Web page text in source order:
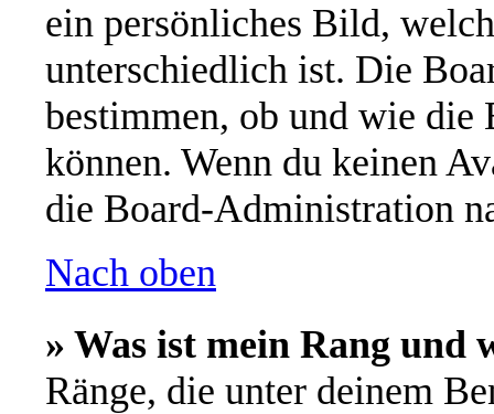
ein persönliches Bild,
unterschiedlich ist. Die
bestimmen, ob und wie die
können. Wenn du keinen
die Board-Administration
Nach oben
» Was ist mein Rang und
Ränge, die unter deinem